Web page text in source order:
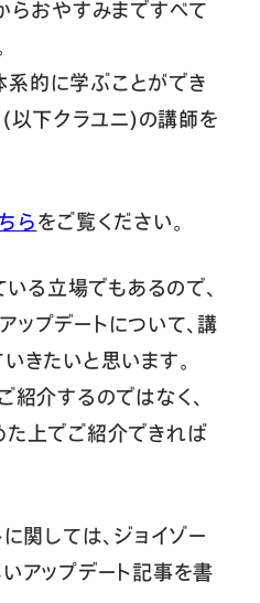
らおやすみまですべて
的に学ぶことができ
下クラユニ)の講師を
らをご覧ください。
る立場でもあるので、
プデートについて、講
きたいと思います。
紹介するのではなく、
上でご紹介できれば
関しては、ジョイゾー
アップデート記事を書